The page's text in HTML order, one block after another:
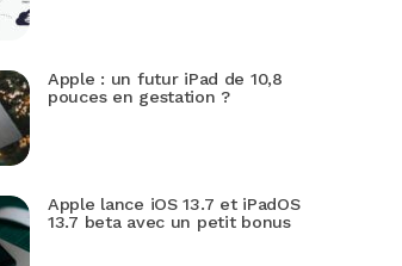
Apple : un futur iPad de 10,8
pouces en gestation ?
Apple lance iOS 13.7 et iPadOS
13.7 beta avec un petit bonus